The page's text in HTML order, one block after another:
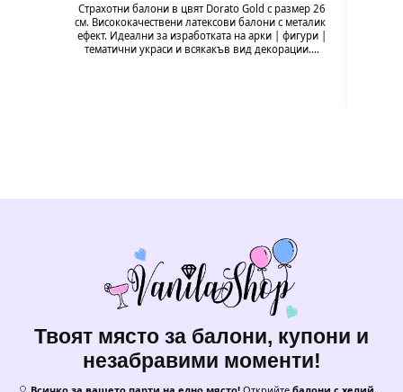
Страхотни балони в цвят Dorato Gold с размер 26
см. Висококачествени латексови балони с металик
ефект. Идеални за изработката на арки | фигури |
тематични украси и всякакъв вид декорации.…
Твоят място за балони, купони и
незабравими моменти!